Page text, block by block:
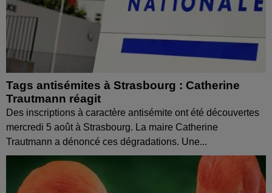
Tags antisémites à Strasbourg : Catherine
Trautmann réagit
Des inscriptions à caractère antisémite ont été découvertes
mercredi 5 août à Strasbourg. La maire Catherine
Trautmann a dénoncé ces dégradations. Une...